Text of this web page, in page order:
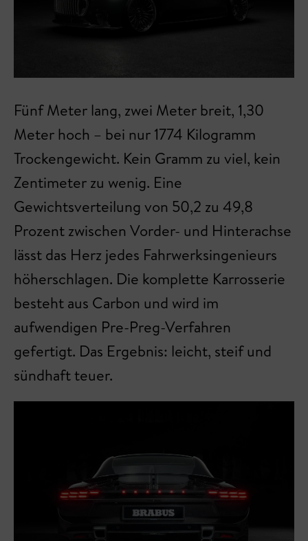
Fünf Meter lang, zwei Meter breit, 1,30
Meter hoch – bei nur 1774 Kilogramm
Trockengewicht. Kein Gramm zu viel, kein
Zentimeter zu wenig. Eine
Gewichtsverteilung von 50,2 zu 49,8
Prozent zwischen Vorder- und Hinterachse
lässt das Herz jedes Fahrwerksingenieurs
höherschlagen. Die komplette Karrosserie
besteht aus Carbon und wird im
aufwendigen Pre-Preg-Verfahren
gefertigt. Das Ergebnis: leicht, steif und
sündhaft teuer.